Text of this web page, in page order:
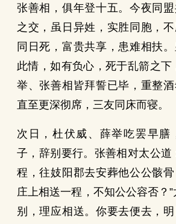
张善相，俱年登十五。今夜同
之交，虽日异姓，实胜同胞，
同日死，富贵共享，患难相扶
此情，如有负心，死于乱箭之下
举、张善相皆拜誓已毕，重整酒
直至更深彻席，三友同床而寝。
次日，杜伏威、薛举吃罢早膳
子，辞别要行。张善相对太公道
程，往妓阳郡去安葬他公公骸
庄上相送一程，不知公公容否？
别，理应相送。你要去便去，